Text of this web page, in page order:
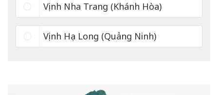
Vịnh Nha Trang (Khánh Hòa)
Vịnh Hạ Long (Quảng Ninh)